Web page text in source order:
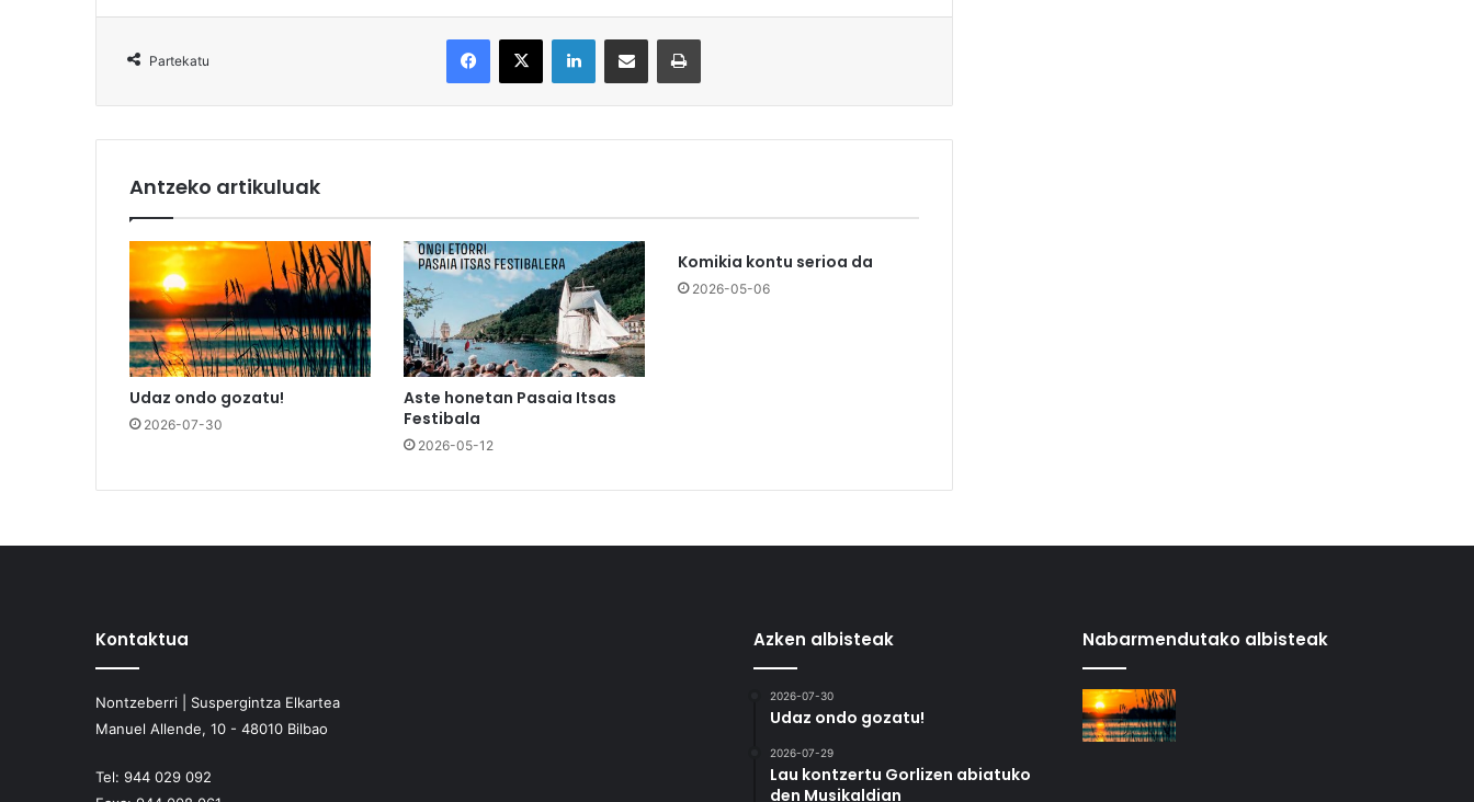
Partekatu
Antzeko artikuluak
Udaz ondo gozatu!
2026-07-30
Aste honetan Pasaia Itsas
Festibala
2026-05-12
Komikia kontu serioa da
2026-05-06
Kontaktua
Nontzeberri | Suspergintza Elkartea
Manuel Allende, 10 - 48010 Bilbao
Tel: 944 029 092
Azken albisteak
2026-07-30
Udaz ondo gozatu!
2026-07-29
Lau kontzertu Gorlizen abiatuko
den Musikaldian
Nabarmendutako albisteak